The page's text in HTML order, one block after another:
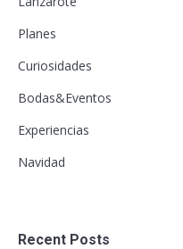
Planes
Curiosidades
Bodas&Eventos
Experiencias
Navidad
Recent Posts